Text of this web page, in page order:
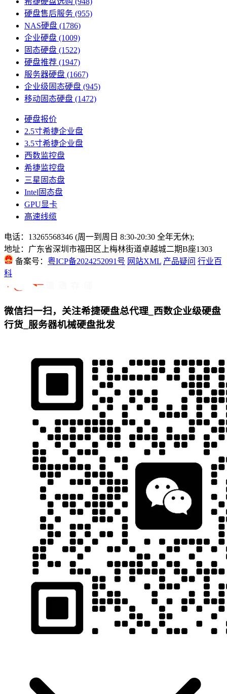
硬盘售后服务 (955)
NAS硬盘 (1786)
企业硬盘 (1009)
固态硬盘 (1522)
硬盘推荐 (1947)
服务器硬盘 (1667)
企业级固态硬盘 (945)
移动固态硬盘 (1472)
硬盘报价
2.5寸希捷企业盘
3.5寸希捷企业盘
西数监控盘
希捷监控盘
三星固态盘
Intel固态盘
GPU显卡
高速线缆
电话：13265568346 (周一到周日 8:30-20:30 全年无休);
地址：广东省深圳市福田区上梅林街道卓越城二期B座1303
备案号： 粤ICP备2024252091号 网站XML 产品疑问 行业百
科
微信扫一扫，关注希捷硬盘总代理_西数企业级硬盘
行货_服务器机械硬盘批发